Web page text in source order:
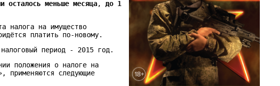
осталось меньше месяца,до 1
налога на имущество
платить по-новому.
период - 2015 год.
положения о налоге на
применяются следующие